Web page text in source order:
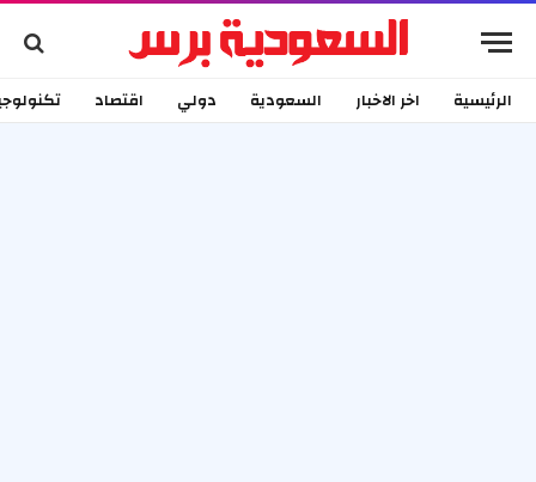
الرئيسية اخر الاخبار السعودية دولي اقتصاد